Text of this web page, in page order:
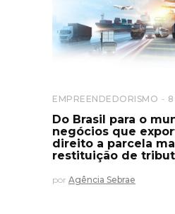
EMPREENDEDORISMO
Do Brasil para o
negócios que
direito a parcela
restituição de
por Agência Sebrae